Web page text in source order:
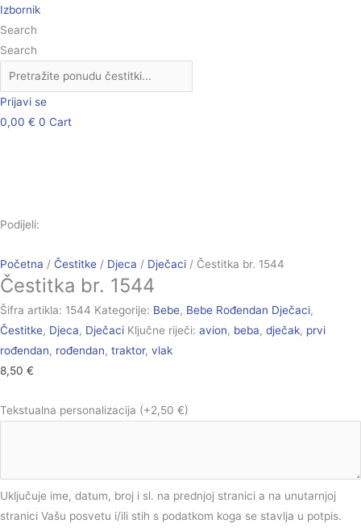
Skip
to
content
Izbornik
Search
Search
Prijavi se
0,00 € 0 Cart
Podijeli:
Početna / Čestitke / Djeca / Dječaci / Čestitka br. 1544
Čestitka br. 1544
Šifra artikla: 1544 Kategorije: Bebe, Bebe Rođendan Dječaci,
Čestitke, Djeca, Dječaci Ključne riječi: avion, beba, dječak, prvi
rođendan, rođendan, traktor, vlak
8,50 €
Tekstualna personalizacija (+2,50 €)
Uključuje ime, datum, broj i sl. na prednjoj stranici a na unutarnjoj
stranici Vašu posvetu i/ili stih s podatkom koga se stavlja u potpis.
Čestitka
br.
1544
količina